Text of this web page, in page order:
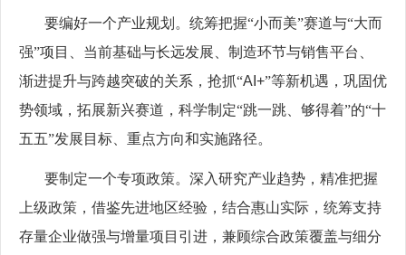
要编好一个产业规划。统筹把握“小而美”赛道与“大而
强”项目、当前基础与长远发展、制造环节与销售平台、
渐进提升与跨越突破的关系，抢抓“AI+”等新机遇，巩固优
势领域，拓展新兴赛道，科学制定“跳一跳、够得着”的“十
五五”发展目标、重点方向和实施路径。
要制定一个专项政策。深入研究产业趋势，精准把握
上级政策，借鉴先进地区经验，结合惠山实际，统筹支持
存量企业做强与增量项目引进，兼顾综合政策覆盖与细分